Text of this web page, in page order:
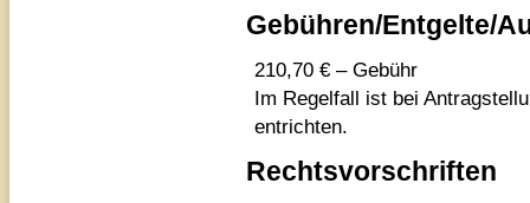
Gebühren/Entgelte/
210,70 € – Gebühr
Im Regelfall ist bei
entrichten.
Rechtsvorschriften